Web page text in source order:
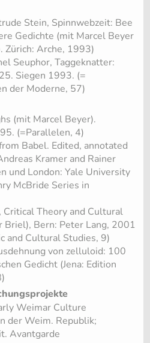
Stein, Spinnwebzeit: Bee
Gedichte (mit Marcel Beyer
Zürich: Arche, 1993)
Seuphor, Taggeknatter:
Siegen 1993. (=
der Moderne, 57)
(mit Marcel Beyer).
(=Parallelen, 4)
Babel. Edited, annotated
Kramer and Rainer
und London: Yale University
McBride Series in
Critical Theory and Cultural
Briel), Bern: Peter Lang, 2001
and Cultural Studies, 9)
von zelluloid: 100
Gedicht (Jena: Edition
Weimar Culture
der Weim. Republik;
Avantgarde